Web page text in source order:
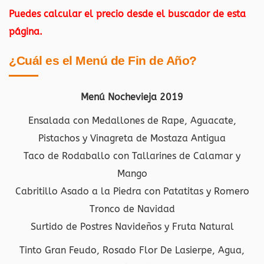
Puedes calcular el precio desde el buscador de esta
página.
¿Cuál es el Menú de Fin de Año?
Menú Nochevieja 2019
Ensalada con Medallones de Rape, Aguacate,
Pistachos y Vinagreta de Mostaza Antigua
Taco de Rodaballo con Tallarines de Calamar y
Mango
Cabritillo Asado a la Piedra con Patatitas y Romero
Tronco de Navidad
Surtido de Postres Navideños y Fruta Natural
Tinto Gran Feudo, Rosado Flor De Lasierpe, Agua,